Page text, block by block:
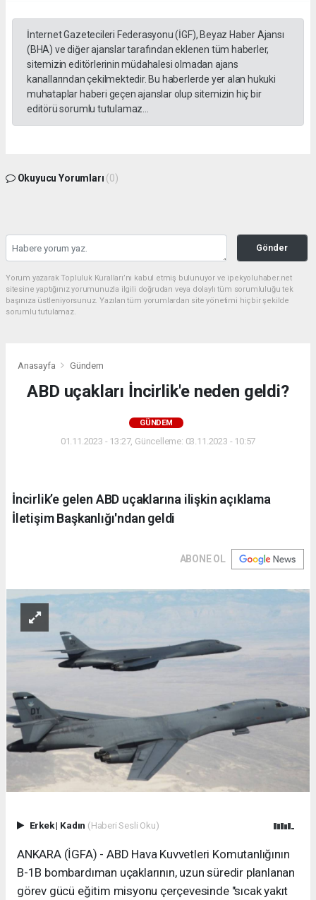
İnternet Gazetecileri Federasyonu (İGF), Beyaz Haber Ajansı
(BHA) ve diğer ajanslar tarafından eklenen tüm haberler,
sitemizin editörlerinin müdahalesi olmadan ajans
kanallarından çekilmektedir. Bu haberlerde yer alan hukuki
muhataplar haberi geçen ajanslar olup sitemizin hiç bir
editörü sorumlu tutulamaz...
Okuyucu Yorumları (0)
Gönder
Yorum yazarak Topluluk Kuralları’nı kabul etmiş bulunuyor ve ipekyoluhaber.net
sitesine yaptığınız yorumunuzla ilgili doğrudan veya dolaylı tüm sorumluluğu tek
başınıza üstleniyorsunuz. Yazılan tüm yorumlardan site yönetimi hiçbir şekilde
sorumlu tutulamaz.
Anasayfa Gündem
ABD uçakları İncirlik'e neden geldi?
GÜNDEM
01.11.2023 - 13:27, Güncelleme: 03.11.2023 - 10:57
İncirlik’e gelen ABD uçaklarına ilişkin açıklama
İletişim Başkanlığı'ndan geldi
ABONE OL
Erkek| Kadın (Haberi Sesli Oku)
ANKARA (İGFA) - ABD Hava Kuvvetleri Komutanlığının
B-1B bombardıman uçaklarının, uzun süredir planlanan
görev gücü eğitim misyonu çerçevesinde "sıcak yakıt